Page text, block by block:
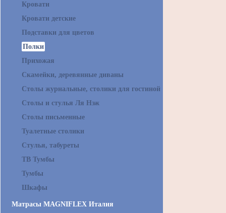
Кровати
Кровати детские
Подставки для цветов
Полки
Прихожая
Скамейки, деревянные диваны
Столы журнальные, столики для гостиной
Столы и стулья Ля Нэж
Столы письменные
Туалетные столики
Стулья, табуреты
ТВ Тумбы
Тумбы
Шкафы
Матрасы MAGNIFLEX Италия